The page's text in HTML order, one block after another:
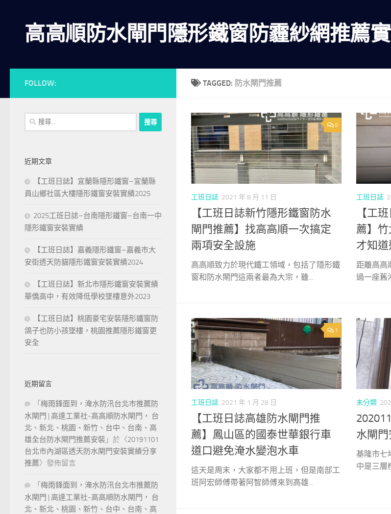
高高順防水閘門隱形鐵窗防霾紗網推薦
TAGGED: 防水閘門推薦
0
工班日誌 2021 年 8 月 11 日
【工班日誌新竹隱形鐵窗防水
閘門推薦】找高高順一次搞定
兩項安全設施
高高順致力於現代鐵工領域，包括了隱形鐵
窗和防水閘門這兩者最為大宗，雖...
工班日誌
【工
薦】
才知
距離高高
過一座舊
1
工班日誌 2021 年 1 月 28 日
【工班日誌高雄防水閘門推
薦】鳳山區的國泰世華銀行車
道口避免淹水變泡水車
這天是周末，大家都不用上班，但是南部工
班阿宏師傅帶著阿智師傅來到高雄...
未分類
水閘
基隆市七
中是三層
FOLLOW:
搜
尋
字:
近期文章
【工班日誌】宜蘭縣隱形鐵窗–宜蘭縣
員山鄉社區大樓隱形鐵窗安裝實績2025
2025工班日誌–台南隱形鐵窗–台南一中
隱形鐵窗安裝實績
【工班日誌】嘉義隱形鐵窗–嘉義市大
安街透天防貓隱形鐵窗安裝實績2024
【工班日誌】新北市隱形鐵窗安裝實績
華僑高中，有效降低學校墜樓意外2023
【工班日誌】桃園豪宅安裝隱形鐵窗防
鴿子也防小孩墜樓，桃園推薦隱形鐵窗更
安全
近期留言
「 梅雨鋒面到，淹水防汛台北市推薦防
水閘門 | 高達工業社-高高順防水閘門， 台
北、新北、桃園、新竹、台中、台南、高
雄全台防水閘門推薦安裝 」於〈20191101
台北市內湖區透天防水閘門安裝實績分享
推薦〉發佈留言
「 梅雨鋒面到，淹水防汛台北市推薦防
水閘門 | 高達工業社-高高順防水閘門， 台
北、新北、桃園、新竹、台中、台南、高